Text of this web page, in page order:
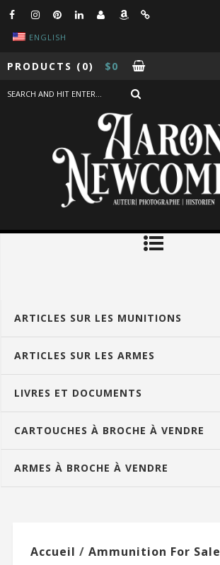
ENGLISH
PRODUCTS (0) $0
ARTICLES SUR LES MUNITIONS
ARTICLES SUR LES ARMES
LIVRES ET DOCUMENTS
CARTOUCHES À BROCHE À VENDRE
ARMES À BROCHE À VENDRE
Accueil / Ammunition For Sale